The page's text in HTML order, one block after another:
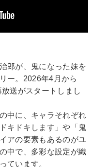
郎が、鬼になった妹を
ー。2026年4月から
送がスタートしまし
中に、キャラそれぞれ
キドキします」や「鬼
アの要素もあるのがユ
中で、多彩な設定が織
ています。